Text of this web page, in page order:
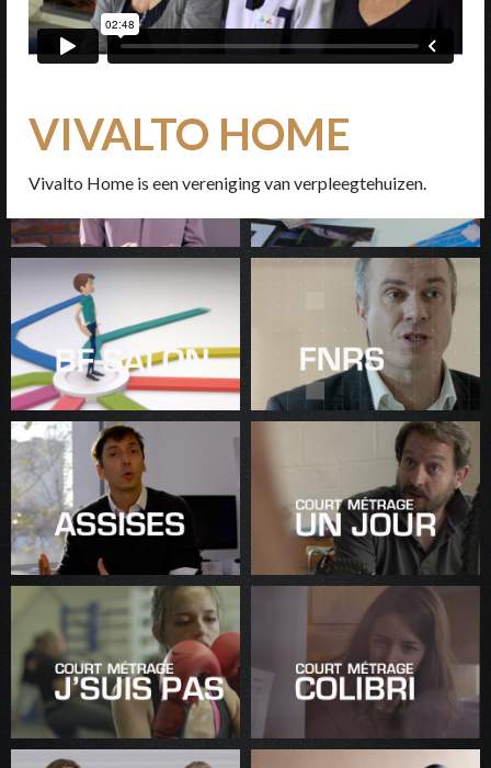
VIVALTO HOME
Vivalto Home is een vereniging van verpleegtehuizen.